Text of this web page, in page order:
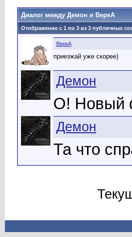
Диалог между Демон и ВеркА
Отображение с 1 по 3 из 3 публичных
ВеркА
приезжай уже скорее)
Демон
О! Новый
Демон
Та что